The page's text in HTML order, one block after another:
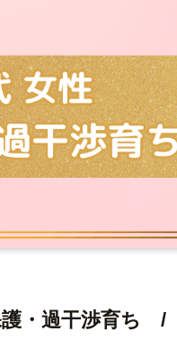
・過干渉育ち